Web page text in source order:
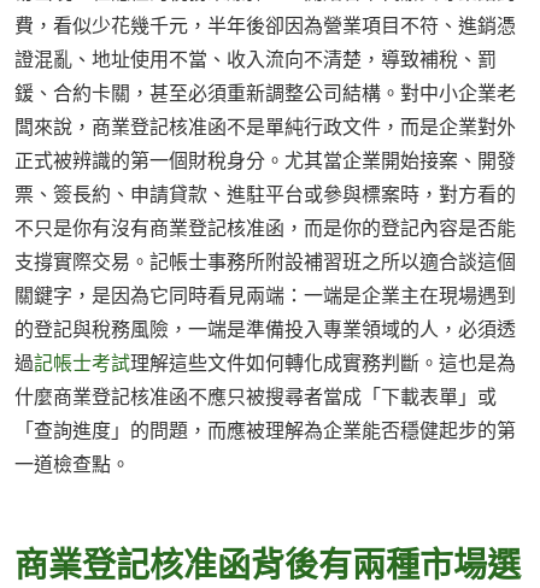
費，看似少花幾千元，半年後卻因為營業項目不符、進銷憑
證混亂、地址使用不當、收入流向不清楚，導致補稅、罰
鍰、合約卡關，甚至必須重新調整公司結構。對中小企業老
闆來說，商業登記核准函不是單純行政文件，而是企業對外
正式被辨識的第一個財稅身分。尤其當企業開始接案、開發
票、簽長約、申請貸款、進駐平台或參與標案時，對方看的
不只是你有沒有商業登記核准函，而是你的登記內容是否能
支撐實際交易。記帳士事務所附設補習班之所以適合談這個
關鍵字，是因為它同時看見兩端：一端是企業主在現場遇到
的登記與稅務風險，一端是準備投入專業領域的人，必須透
過記帳士考試理解這些文件如何轉化成實務判斷。這也是為
什麼商業登記核准函不應只被搜尋者當成「下載表單」或
「查詢進度」的問題，而應被理解為企業能否穩健起步的第
一道檢查點。
商業登記核准函背後有兩種市場選